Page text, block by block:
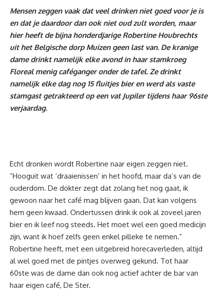
Mensen zeggen vaak dat veel drinken niet goed voor je is
en dat je daardoor dan ook niet oud zult worden, maar
hier heeft de bijna honderdjarige Robertine Houbrechts
uit het Belgische dorp Muizen geen last van. De kranige
dame drinkt namelijk elke avond in haar stamkroeg
Floreal menig caféganger onder de tafel. Ze drinkt
namelijk elke dag nog 15 fluitjes bier en werd als vaste
stamgast getrakteerd op een vat Jupiler tijdens haar 96ste
verjaardag.
Echt dronken wordt Robertine naar eigen zeggen niet.
”Hooguit wat ‘draaienissen’ in het hoofd, maar da’s van de
ouderdom. De dokter zegt dat zolang het nog gaat, ik
gewoon naar het café mag blijven gaan. Dat kan volgens
hem geen kwaad. Ondertussen drink ik ook al zoveel jaren
bier en ik leef nog steeds. Het moet wel een goed medicijn
zijn, want ik hoef zelfs geen enkel pilleke te nemen.”
Robertine heeft, met een uitgebreid horecaverleden, altijd
al wel goed met de pintjes overweg gekund. Tot haar
60ste was de dame dan ook nog actief achter de bar van
haar eigen café, De Ster.